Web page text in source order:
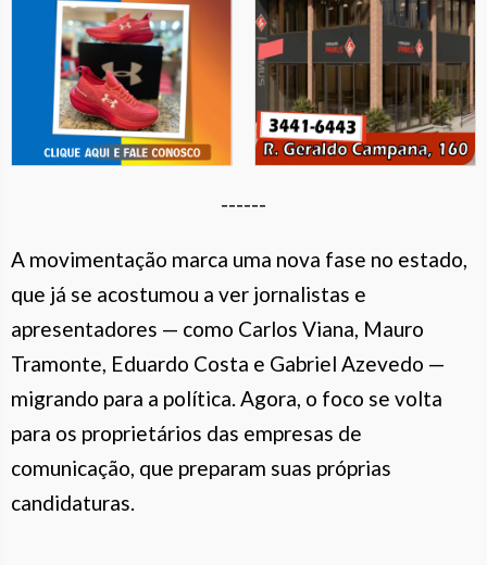
------
A movimentação marca uma nova fase no estado,
que já se acostumou a ver jornalistas e
apresentadores — como Carlos Viana, Mauro
Tramonte, Eduardo Costa e Gabriel Azevedo —
migrando para a política. Agora, o foco se volta
para os proprietários das empresas de
comunicação, que preparam suas próprias
candidaturas.